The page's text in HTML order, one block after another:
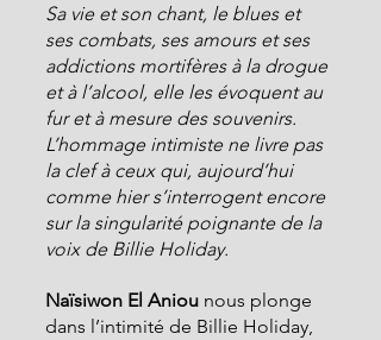
Sa vie et son chant, le blues et
ses combats, ses amours et ses
addictions mortifères à la drogue
et à l’alcool, elle les évoquent au
fur et à mesure des souvenirs.
L’hommage intimiste ne livre pas
la clef à ceux qui, aujourd’hui
comme hier s’interrogent encore
sur la singularité poignante de la
voix de Billie Holiday.
Naïsiwon El Aniou nous plonge
dans l’intimité de Billie Holiday,